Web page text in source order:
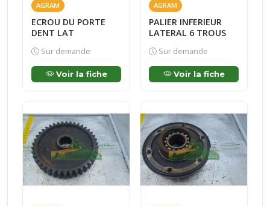
AGRAM
ECROU DU PORTE
DENT LAT
Sur demande
Voir la fiche
AGRAM
PALIER INFERIEUR
LATERAL 6 TROUS
Sur demande
Voir la fiche